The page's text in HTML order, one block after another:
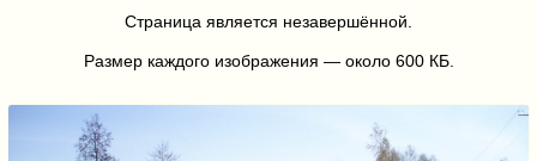
Страница является незавершённой.
Размер каждого изображения — около 600 КБ.